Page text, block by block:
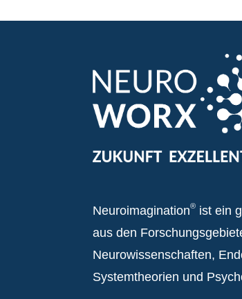
Neuroimagination® ist ein
aus den
Neurowissenschaften,
Systemtheorien und